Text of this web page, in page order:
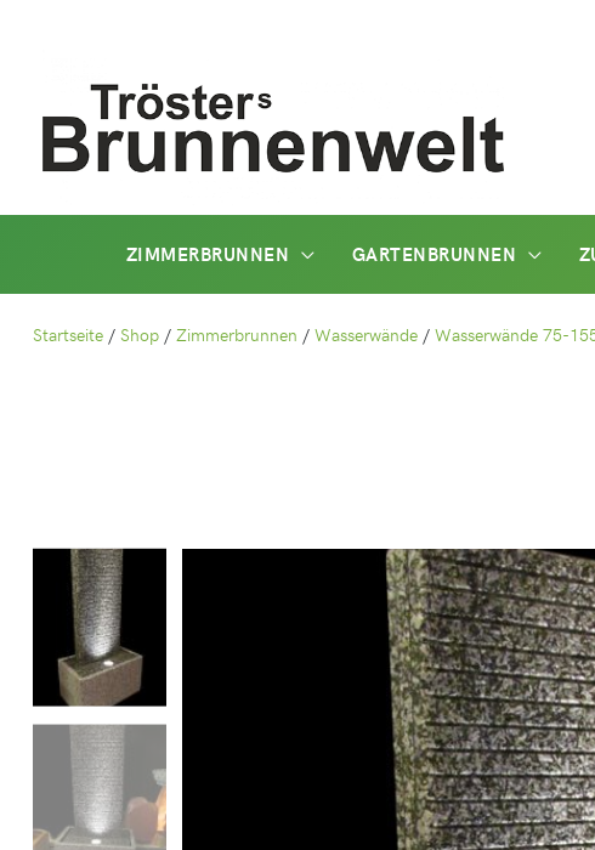
ZIMMERBRUNNEN GARTENBRUNNEN
Startseite / Shop / Zimmerbrunnen / Wasserwände / Wasserwände 75-